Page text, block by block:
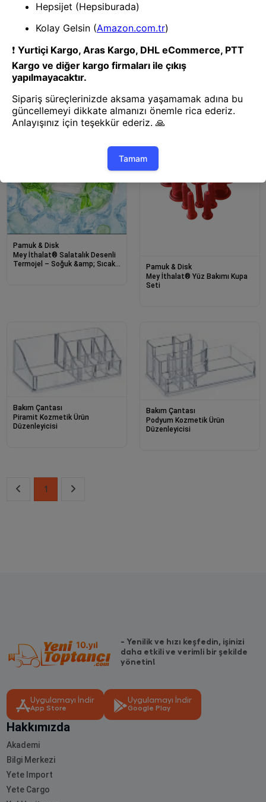
Mey İthalat® Nordmende
Pamuk & Disk
Mey İthalat® Nordmende Tüy
Dökücü Epilatör
Pamuk & Disk
Mey İthalat® Salatalık Desenli
Termojel – Soğuk &amp; Sıcak
Pamuk & Disk
Mey İthalat® Yüz Bakımı Kupa
Seti
Bakım Çantası
Piramit Kozmetik Ürün
Düzenleyicisi
Bakım Çantası
Podyum Kozmetik Ürün
Düzenleyicisi
1
- Yenilik ve hızı keşfedin, işinizi
daha etkili ve verimli bir şekilde
yönetin!
Uygulamayı İndir
App Store
Uygulamayı İndir
Google Play
Hakkımızda
Akademi
Bilgi Merkezi
Yete Import
Yete Cargo